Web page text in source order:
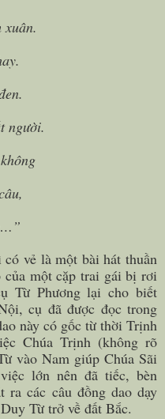
xuân.
người.
vẻ là một bài hát thuần
một cặp trai gái bị rơi
Từ Phương lại cho biết
cụ đã được đọc trong
này có gốc từ thời Trịnh
Chúa Trịnh (không rõ
vào Nam giúp Chúa Sãi
lớn nên đã tiếc, bèn
ra các câu đồng dao dạy
Từ trở về đất Bắc.